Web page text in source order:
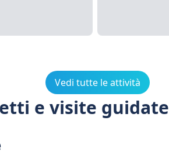
Vedi tutte le attività
e visite guidate